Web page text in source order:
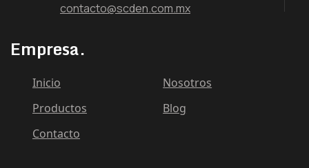
contacto@scden.com.mx
Empresa.
Inicio
Nosotros
Productos
Blog
Contacto